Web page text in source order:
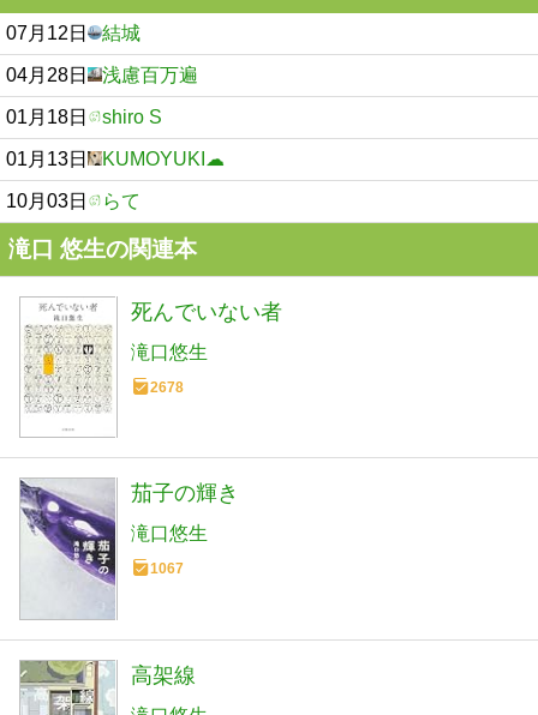
07月12日 結城
04月28日 浅慮百万遍
01月18日 shiro S
01月13日 KUMOYUKI☁
10月03日 らて
滝口 悠生の関連本
死んでいない者
滝口悠生
2678
茄子の輝き
滝口悠生
1067
高架線